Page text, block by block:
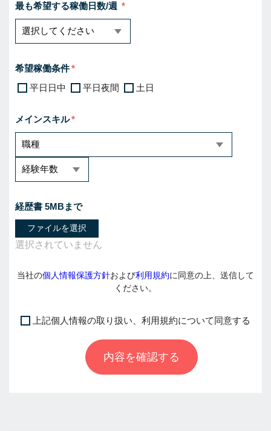
最も希望する稼働日数/週
希望稼働条件
平日日中
平日夜間 土日
メインスキル
経歴書 5MBまで
ファイルを選択
当社の個人情報保護方針および利用規約に同意の上、送信して
ください。
上記個人情報の取り扱い、利用規約について同意する
内容を確認する